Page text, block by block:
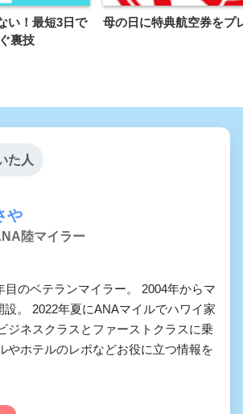
い！最短3日で
裏技
母の日に特典航空券をプ
た人
や
陸マイラー
目のベテランマイラー。 2004年からマ
設。 2022年夏にANAマイルでハワイ家
ジネスクラスとファーストクラスに乗
やホテルのレポなどお役に立つ情報を